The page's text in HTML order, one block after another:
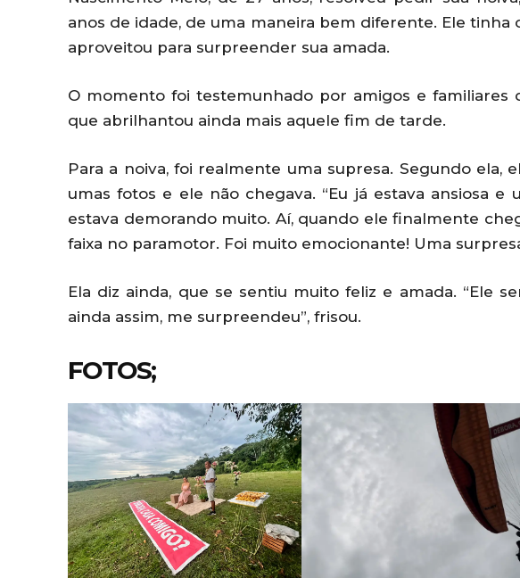
anos de idade, de uma maneira bem diferente. Ele
aproveitou para surpreender sua amada.
O momento foi testemunhado por amigos e
que abrilhantou ainda mais aquele fim de tarde.
Para a noiva, foi realmente uma supresa. Segundo ela,
umas fotos e ele não chegava. “Eu já estava ansiosa
estava demorando muito. Aí, quando ele finalmente
faixa no paramotor. Foi muito emocionante! Uma
Ela diz ainda, que se sentiu muito feliz e amada. “Ele
ainda assim, me surpreendeu”, frisou.
FOTOS;